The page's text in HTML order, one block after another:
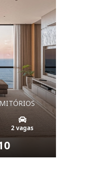
2 vagas